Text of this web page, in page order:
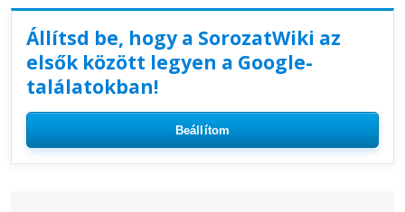
Állítsd be, hogy a SorozatWiki az
elsők között legyen a Google-
találatokban!
Beállítom